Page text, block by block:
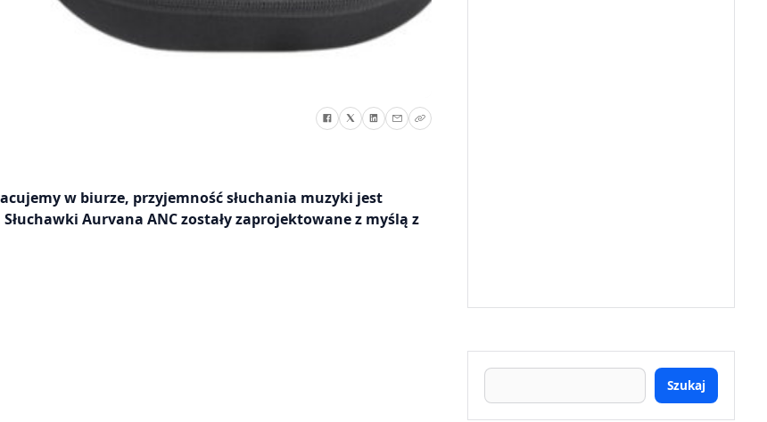
w biurze, przyjemność słuchania muzyki jest
Aurvana ANC zostały zaprojektowane z myślą z
Szukaj